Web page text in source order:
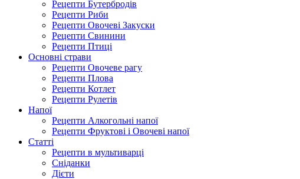
Рецепти Бутербродів
Рецепти Риби
Рецепти Овочеві Закуски
Рецепти Свинини
Рецепти Птиці
Основні страви
Рецепти Овочеве рагу
Рецепти Плова
Рецепти Котлет
Рецепти Рулетів
Напої
Рецепти Алкогольні напої
Рецепти Фруктові і Овочеві напої
Статті
Рецепти в мультиварці
Сніданки
Дієти